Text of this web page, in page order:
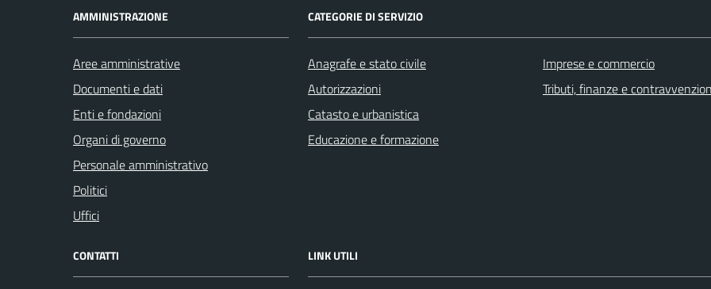
AMMINISTRAZIONE
Aree amministrative
Documenti e dati
Enti e fondazioni
Organi di governo
Personale amministrativo
Politici
Uffici
CATEGORIE DI SERVIZIO
Anagrafe e stato civile
Autorizzazioni
Catasto e urbanistica
Educazione e formazione
Imprese e commercio
Tributi, finanze e
CONTATTI LINK UTILI